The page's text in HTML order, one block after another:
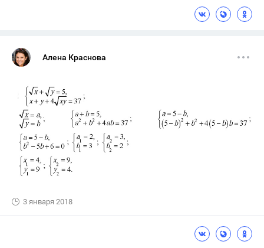
Алена Краснова
3 января 2018